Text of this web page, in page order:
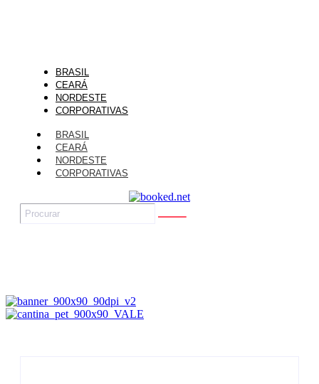
BRASIL
CEARÁ
NORDESTE
CORPORATIVAS
BRASIL
CEARÁ
NORDESTE
CORPORATIVAS